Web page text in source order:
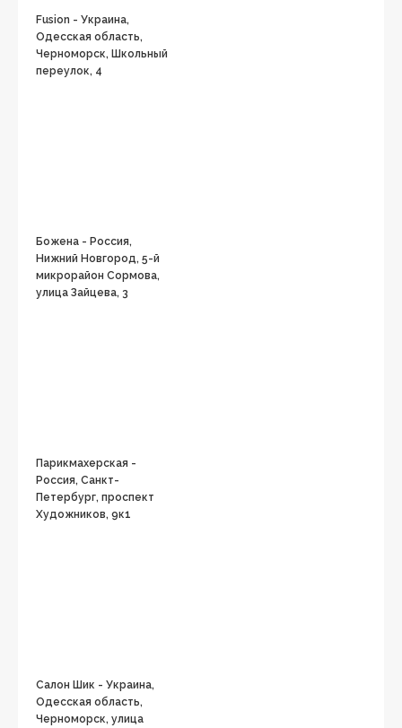
Fusion - Украина,
Одесская область,
Черноморск, Школьный
переулок, 4
Божена - Россия,
Нижний Новгород, 5-й
микрорайон Сормова,
улица Зайцева, 3
Парикмахерская -
Россия, Санкт-
Петербург, проспект
Художников, 9к1
Салон Шик - Украина,
Одесская область,
Черноморск, улица